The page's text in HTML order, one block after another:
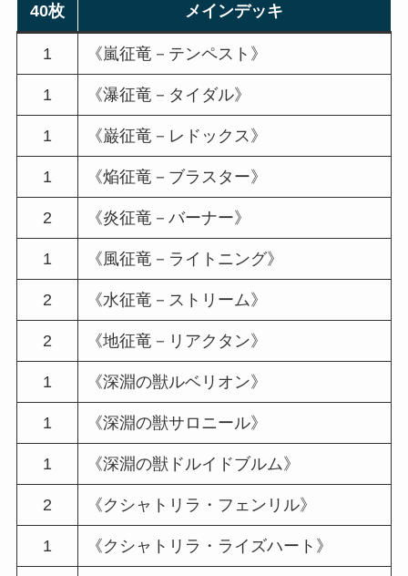
40枚 メインデッキ
1 《嵐征竜－テンペスト》
1 《瀑征竜－タイダル》
1 《巌征竜－レドックス》
1 《焔征竜－ブラスター》
2 《炎征竜－バーナー》
1 《風征竜－ライトニング》
2 《水征竜－ストリーム》
2 《地征竜－リアクタン》
1 《深淵の獣ルベリオン》
1 《深淵の獣サロニール》
1 《深淵の獣ドルイドブルム》
2 《クシャトリラ・フェンリル》
1 《クシャトリラ・ライズハート》